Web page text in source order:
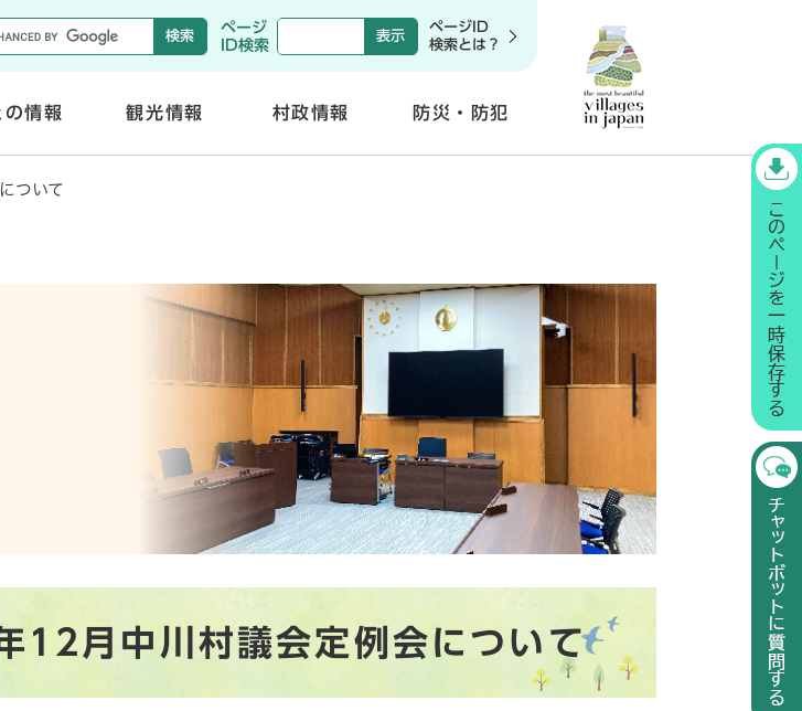
ーを飛ばして本文へ
ページ
ID検索
ページID
検索とは？
の情報 観光情報 村政情報 防災・防犯
ついて
12月中川村議会定例会について